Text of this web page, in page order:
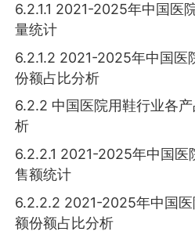
6.2.1.1 2021-2025年中国医
量统计
6.2.1.2 2021-2025年中国医
份额占比分析
6.2.2 中国医院用鞋行业各
析
6.2.2.1 2021-2025年中国医
售额统计
6.2.2.2 2021-2025年中国
额份额占比分析